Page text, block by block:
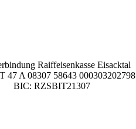
Raiffeisenkasse Eisacktal
47 A 08307 58643 000303202798
BIC: RZSBIT21307